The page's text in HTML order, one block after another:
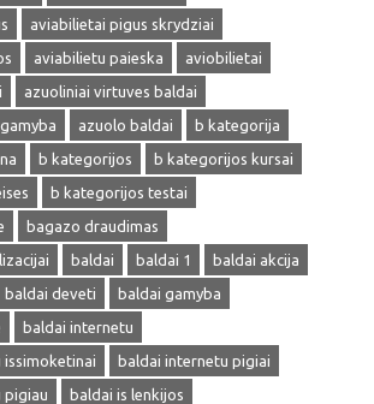
aviabilietai pigus skrydziai
aviabilietu paieska
aviobilietai
azuoliniai virtuves baldai
azuolo baldai
b kategorija
b kategorijos
b kategorijos kursai
b kategorijos testai
bagazo draudimas
baldai baldai 1
baldai akcija
baldai deveti
baldai gamyba
baldai internetu
issimoketinai
baldai internetu pigiai
pigiau
baldai is lenkijos